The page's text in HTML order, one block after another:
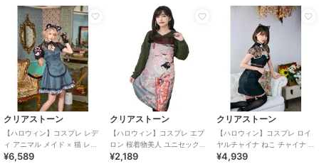
クリアストーン
【ハロウィン】コスプレ レデ
ィ アニマル メイド × 猫 レデ
ィース グレー
¥6,589
クリアストーン
【ハロウィン】コスプレ エプ
ロン 桜着物美人 ユニセックス
ピンク
¥2,189
クリアストーン
【ハロウィン】コスプレ ロイ
ヤルチャイナ ねこ チャイナ ビ
ター レディース ブラック
¥4,939